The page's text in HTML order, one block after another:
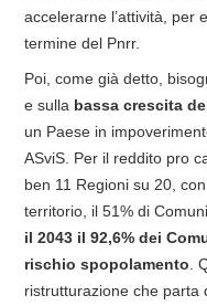
accelerarne l’attività, per
termine del Pnrr.
Poi, come già detto,
e sulla bassa crescita
un Paese in
ASviS. Per il reddito pro
ben 11 Regioni su 20,
territorio, il 51% di
il 2043 il 92,6% dei
rischio spopolamento .
ristrutturazione che parta